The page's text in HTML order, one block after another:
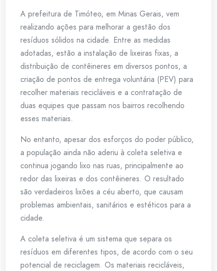
A prefeitura de Timóteo, em Minas Gerais, vem
realizando ações para melhorar a gestão dos
resíduos sólidos na cidade. Entre as medidas
adotadas, estão a instalação de lixeiras fixas, a
distribuição de contêineres em diversos pontos, a
criação de pontos de entrega voluntária (PEV) para
recolher materiais recicláveis e a contratação de
duas equipes que passam nos bairros recolhendo
esses materiais.
No entanto, apesar dos esforços do poder público,
a população ainda não aderiu à coleta seletiva e
continua jogando lixo nas ruas, principalmente ao
redor das lixeiras e dos contêineres. O resultado
são verdadeiros lixões a céu aberto, que causam
problemas ambientais, sanitários e estéticos para a
cidade.
A coleta seletiva é um sistema que separa os
resíduos em diferentes tipos, de acordo com o seu
potencial de reciclagem. Os materiais recicláveis,